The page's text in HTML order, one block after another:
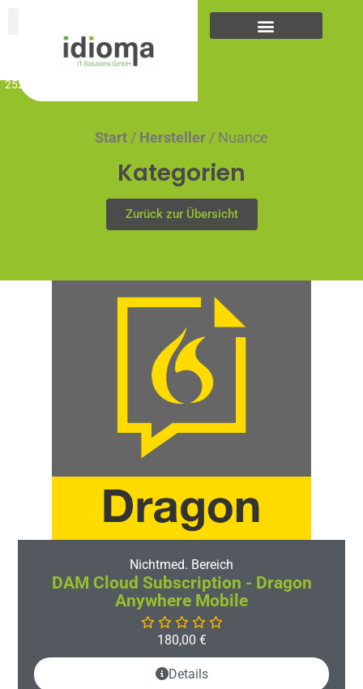
25262
Start / Hersteller / Nuance
Kategorien
Zurück zur Übersicht
Nichtmed. Bereich
DAM Cloud Subscription - Dragon
Anywhere Mobile
180,00 €
Details